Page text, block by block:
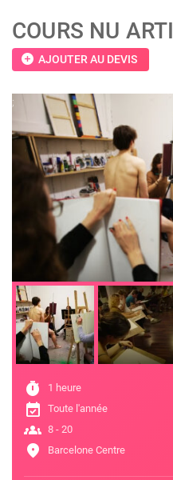
COURS NU
add_circle AJOUTER AU DEVIS
;
timer 1 heure
event_available Toute l'année
groups 8 - 20
location_on Barcelone Centre